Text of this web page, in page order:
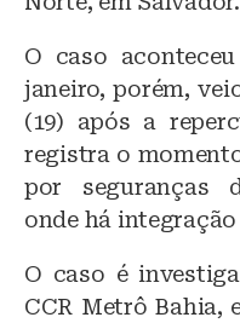
o
o
k
p
O caso
janeiro, porém,
(19) após a
registra o
por seguranças
onde há
O caso é
CCR Metrô Bahia,